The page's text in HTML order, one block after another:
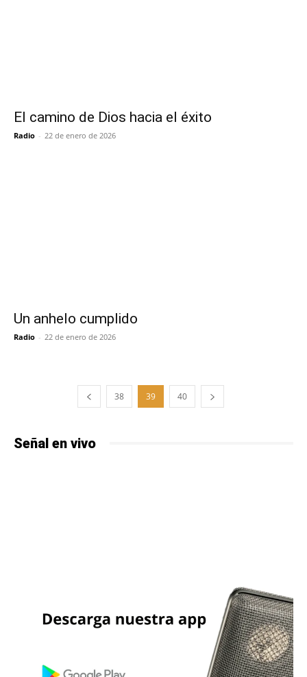
El camino de Dios hacia el éxito
Radio - 22 de enero de 2026
Un anhelo cumplido
Radio - 22 de enero de 2026
38 39 40
Señal en vivo